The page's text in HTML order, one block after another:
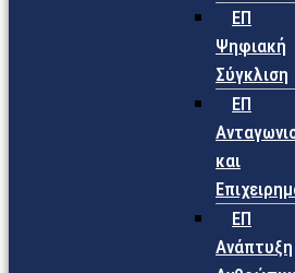
ΕΠ
Ψηφιακή
Σύγκλιση
ΕΠ
και
ΕΠ
Ανάπτυξη